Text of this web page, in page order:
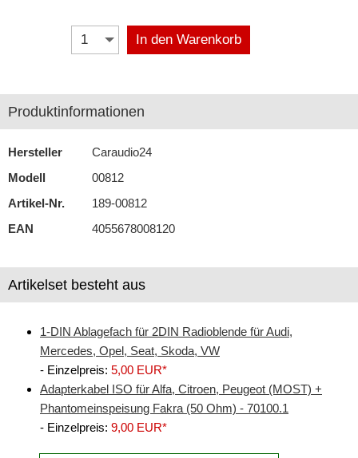
Antennenverstärker
Aux-In-Adapter
Bluetooth
CAN-BUS-Adapter
DAB+
Entstörmaterial
Fahrzeughalter
Fernbedienungen
Freischaltmodule
In den Warenkorb
Produktinformationen
Hersteller
Caraudio24
Modell
00812
Artikel-Nr.
189-00812
EAN
4055678008120
Artikelset besteht aus
1-DIN Ablagefach für 2DIN Radioblende für Audi,
Mercedes, Opel, Seat, Skoda, VW
- Einzelpreis: 5,00 EUR*
Adapterkabel ISO für Alfa, Citroen, Peugeot (MOST) +
Phantomeinspeisung Fakra (50 Ohm) - 70100.1
- Einzelpreis: 9,00 EUR*